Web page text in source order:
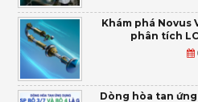
Khám phá Novus
phân tích
Dòng hòa tan ứng